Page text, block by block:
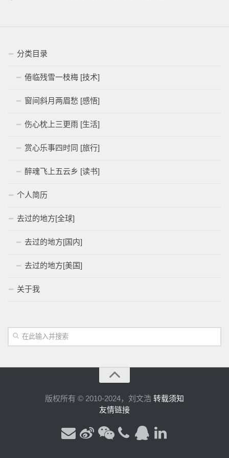
分类目录
倦临残雪一枝梅 [技术]
窗间斜月两眉愁 [感悟]
伤心枕上三更雨 [生活]
赏心乐事四时同 [旅行]
醉魂飞上五云乡 [读书]
个人简历
去过的地方[全球]
去过的地方[国内]
去过的地方[美国]
关于我
版权所有 © 2010-2024，刘文浩 转载须知
友情链接